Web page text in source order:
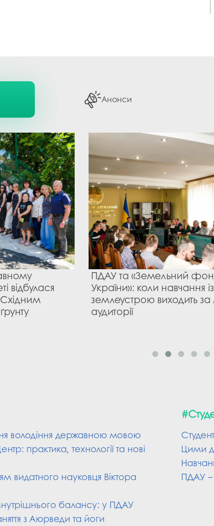
Анонси
відбулася
ПДАУ та «Земельний
України»: коли навчання із
землеустрою виходить за
аудиторії
володіння державною мовою
практика, технології та нові
видатного науковця Віктора
балансу: у ПДАУ
з Аюрведи та йоги
Цими
ПДАУ –